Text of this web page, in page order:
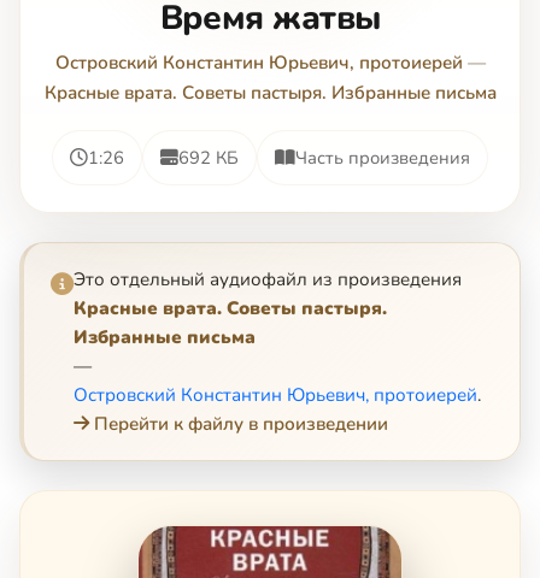
Время жатвы
Островский Константин Юрьевич, протоиерей —
Красные врата. Советы пастыря. Избранные письма
1:26 692 КБ Часть произведения
Это отдельный аудиофайл из произведения
Красные врата. Советы пастыря.
Избранные письма
—
Островский Константин Юрьевич, протоиерей.
Перейти к файлу в произведении